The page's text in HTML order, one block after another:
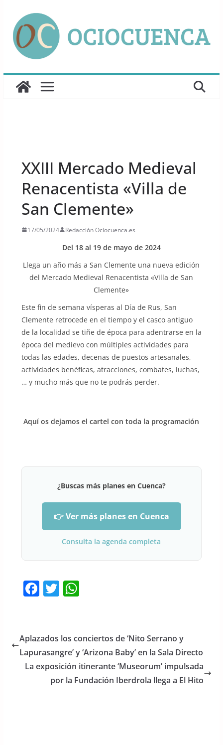
contenido
XXIII Mercado Medieval
Renacentista «Villa de
San Clemente»
17/05/2024 Redacción Ociocuenca.es
Del 18 al 19 de mayo de 2024
Llega un año más a San Clemente una nueva edición
del Mercado Medieval Renacentista «Villa de San
Clemente»
Este fin de semana vísperas al Día de Rus, San
Clemente retrocede en el tiempo y el casco antiguo
de la localidad se tiñe de época para adentrarse en la
época del medievo con múltiples actividades para
todas las edades, decenas de puestos artesanales,
actividades benéficas, atracciones, combates, luchas,
… y mucho más que no te podrás perder.
Aquí os dejamos el cartel con toda la programación
¿Buscas más planes en Cuenca?
👉 Ver más planes en Cuenca
Consulta la agenda completa
F
e
b
o
T
er
W
s
A
p
p
Aplazados los conciertos de ‘Nito Serrano y
Lapurasangre’ y ‘Arizona Baby’ en la Sala Directo
La exposición itinerante ‘Museorum’ impulsada
por la Fundación Iberdrola llega a El Hito